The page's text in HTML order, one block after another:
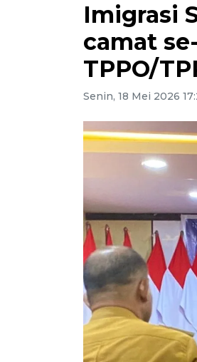
Imigrasi
camat
TPPO/
Senin, 18 Mei 2026